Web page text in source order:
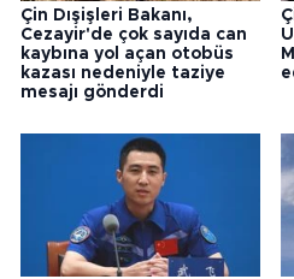
Çin Dışişleri Bakanı,
Cezayir'de çok sayıda can
kaybına yol açan otobüs
kazası nedeniyle taziye
mesajı gönderdi